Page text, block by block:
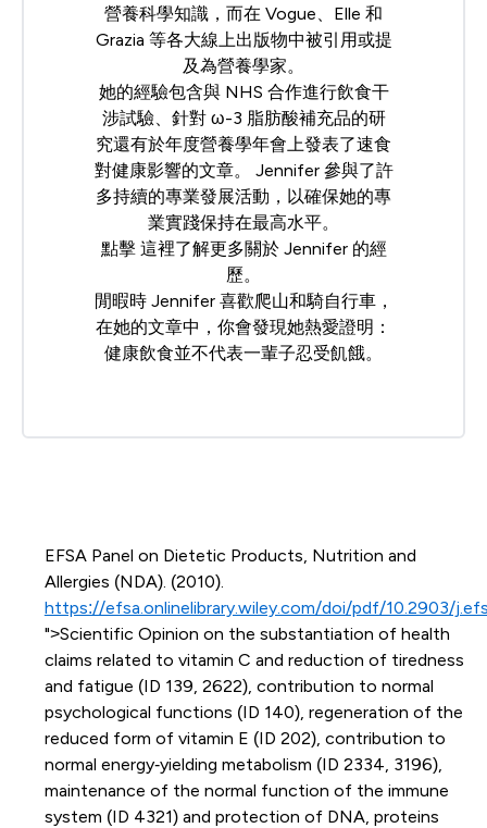
營養科學知識，而在 Vogue、Elle 和
Grazia 等各大線上出版物中被引用或提
及為營養學家。
她的經驗包含與 NHS 合作進行飲食干
涉試驗、針對 ω-3 脂肪酸補充品的研
究還有於年度營養學年會上發表了速食
對健康影響的文章。 Jennifer 參與了許
多持續的專業發展活動，以確保她的專
業實踐保持在最高水平。
點擊 這裡了解更多關於 Jennifer 的經
歷。
閒暇時 Jennifer 喜歡爬山和騎自行車，
在她的文章中，你會發現她熱愛證明：
健康飲食並不代表一輩子忍受飢餓。
EFSA Panel on Dietetic Products, Nutrition and
Allergies (NDA). (2010).
https://efsa.onlinelibrary.wiley.com/doi/pdf/10.2903/
">Scientific Opinion on the substantiation of health
claims related to vitamin C and reduction of tiredness
and fatigue (ID 139, 2622), contribution to normal
psychological functions (ID 140), regeneration of the
reduced form of vitamin E (ID 202), contribution to
normal energy‐yielding metabolism (ID 2334, 3196),
maintenance of the normal function of the immune
system (ID 4321) and protection of DNA, proteins